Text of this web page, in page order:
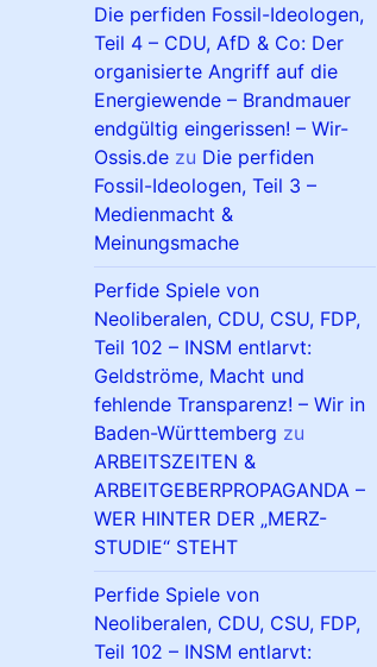
Die perfiden Fossil-Ideologen,
Teil 4 – CDU, AfD & Co: Der
organisierte Angriff auf die
Energiewende – Brandmauer
endgültig eingerissen! – Wir-
Ossis.de zu Die perfiden
Fossil-Ideologen, Teil 3 –
Medienmacht &
Meinungsmache
Perfide Spiele von
Neoliberalen, CDU, CSU, FDP,
Teil 102 – INSM entlarvt:
Geldströme, Macht und
fehlende Transparenz! – Wir in
Baden-Württemberg zu
ARBEITSZEITEN &
ARBEITGEBERPROPAGANDA –
WER HINTER DER „MERZ-
STUDIE“ STEHT
Perfide Spiele von
Neoliberalen, CDU, CSU, FDP,
Teil 102 – INSM entlarvt: